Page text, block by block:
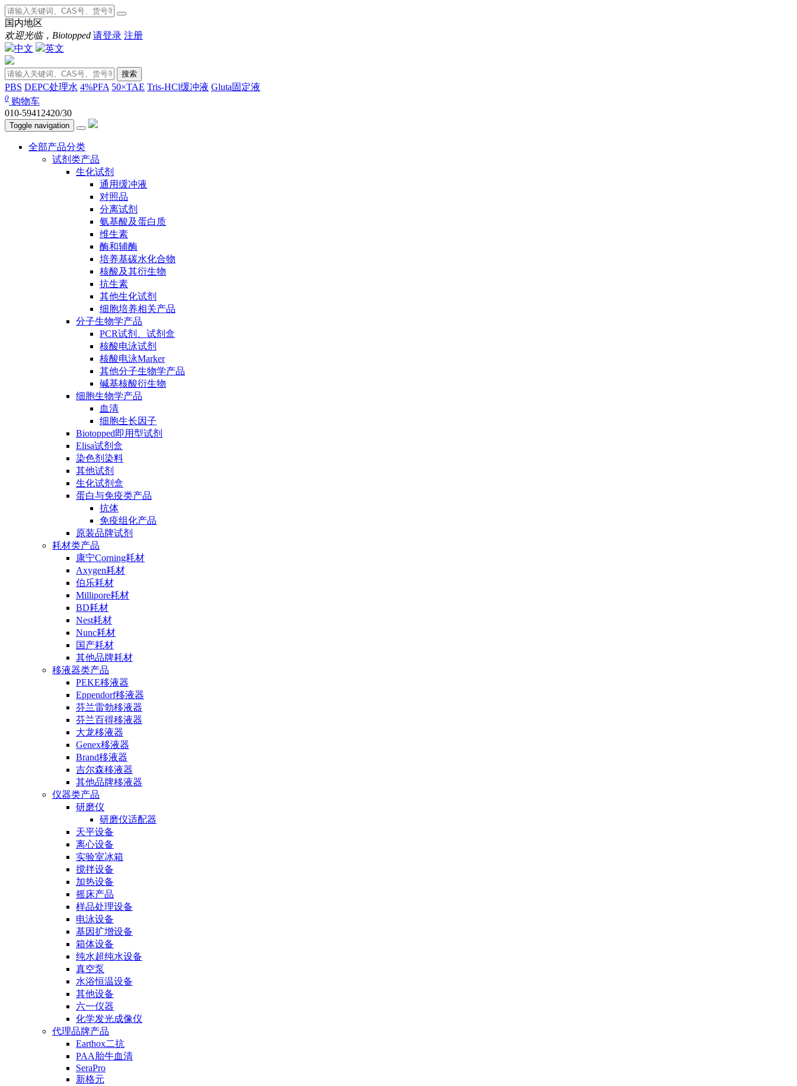
国内地区
欢迎光临，Biotopped 请登录 注册
中文
英文
搜索
PBS DEPC处理水 4%PFA 50×TAE Tris-HCl缓冲液 Gluta固定液
0 购物车
010-59412420/30
Toggle navigation
全部产品分类
试剂类产品
生化试剂
通用缓冲液
对照品
分离试剂
氨基酸及蛋白质
维生素
酶和辅酶
培养基碳水化合物
核酸及其衍生物
抗生素
其他生化试剂
细胞培养相关产品
分子生物学产品
PCR试剂、试剂盒
核酸电泳试剂
核酸电泳Marker
其他分子生物学产品
碱基核酸衍生物
细胞生物学产品
血清
细胞生长因子
Biotopped即用型试剂
Elisa试剂盒
染色剂染料
其他试剂
生化试剂盒
蛋白与免疫类产品
抗体
免疫组化产品
原装品牌试剂
耗材类产品
康宁Corning耗材
Axygen耗材
伯乐耗材
Millipore耗材
BD耗材
Nest耗材
Nunc耗材
国产耗材
其他品牌耗材
移液器类产品
PEKE移液器
Eppendorf移液器
芬兰雷勃移液器
芬兰百得移液器
大龙移液器
Genex移液器
Brand移液器
吉尔森移液器
其他品牌移液器
仪器类产品
研磨仪
研磨仪适配器
天平设备
离心设备
实验室冰箱
搅拌设备
加热设备
摇床产品
样品处理设备
电泳设备
基因扩增设备
箱体设备
纯水超纯水设备
真空泵
水浴恒温设备
其他设备
六一仪器
化学发光成像仪
代理品牌产品
Earthox二抗
PAA胎牛血清
SeraPro
新格元